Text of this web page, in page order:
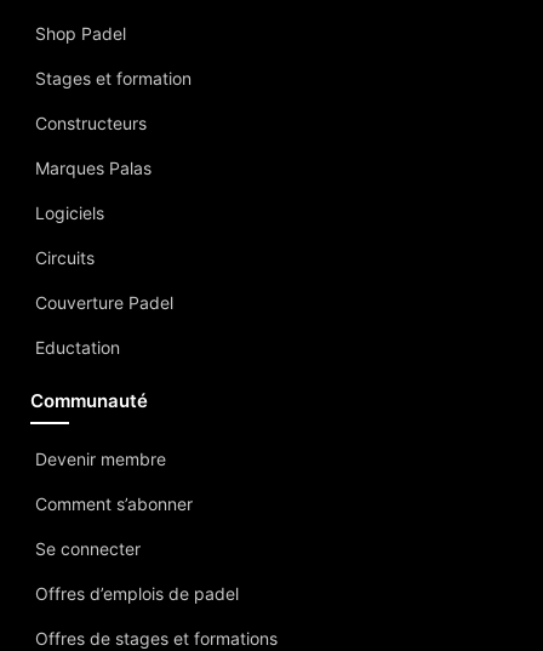
Shop Padel
Stages et formation
Constructeurs
Marques Palas
Logiciels
Circuits
Couverture Padel
Eductation
Communauté
Devenir membre
Comment s’abonner
Se connecter
Offres d’emplois de padel
Offres de stages et formations